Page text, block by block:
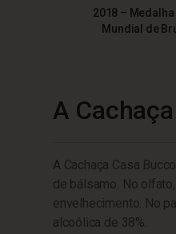
2018 –
Mundial de
A Cachaça
A Cachaça Casa
de bálsamo. No
envelhecimento. No
alcoólica de 38%.